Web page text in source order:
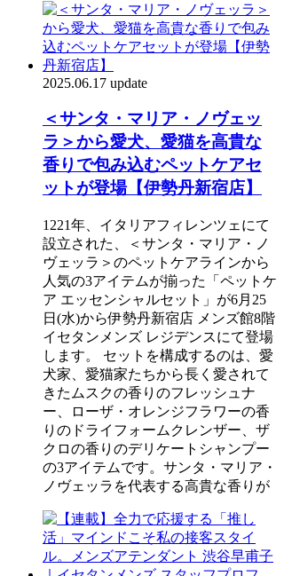
2025.06.17 update
＜サンタ・マリア・ノヴェッ
ラ＞から愛犬、愛猫を高貴な
香りで包み込むペットケアセ
ットが登場【伊勢丹新宿店】
1221年、イタリアフィレンツェにて
設立された、＜サンタ・マリア・ノ
ヴェッラ＞のペットケアラインから
人気の3アイテムが揃った「ペットケ
ア エッセンシャルセット」が6月25
日(水)から伊勢丹新宿店 メンズ館8階
イセタンメンズ レジデンスにて登場
します。 セットを構成するのは、愛
犬家、愛猫家たちから長く愛されて
きたムスクの香りのフレッシュナ
ー、ローザ・オレンジフラワーの香
りのドライフォームクレンザー、ザ
クロの香りのデリケートシャンプー
の3アイテムです。サンタ・マリア・
ノヴェッラを代表する高貴な香りが